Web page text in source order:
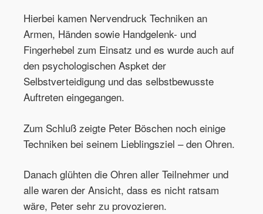
Hierbei kamen Nervendruck Techniken an
Armen, Händen sowie Handgelenk- und
Fingerhebel zum Einsatz und es wurde auch auf
den psychologischen Aspket der
Selbstverteidigung und das selbstbewusste
Auftreten eingegangen.
Zum Schluß zeigte Peter Böschen noch einige
Techniken bei seinem Lieblingsziel – den Ohren.
Danach glühten die Ohren aller Teilnehmer und
alle waren der Ansicht, dass es nicht ratsam
wäre, Peter sehr zu provozieren.